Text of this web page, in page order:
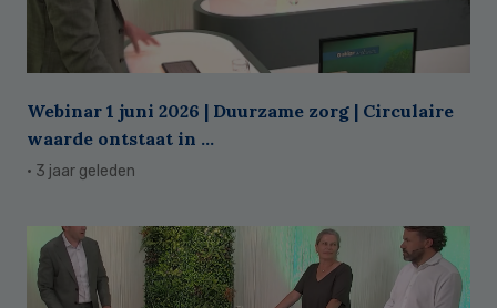
Webinar 1 juni 2026 | Duurzame zorg | Circulaire
waarde ontstaat in ...
· 3 jaar geleden